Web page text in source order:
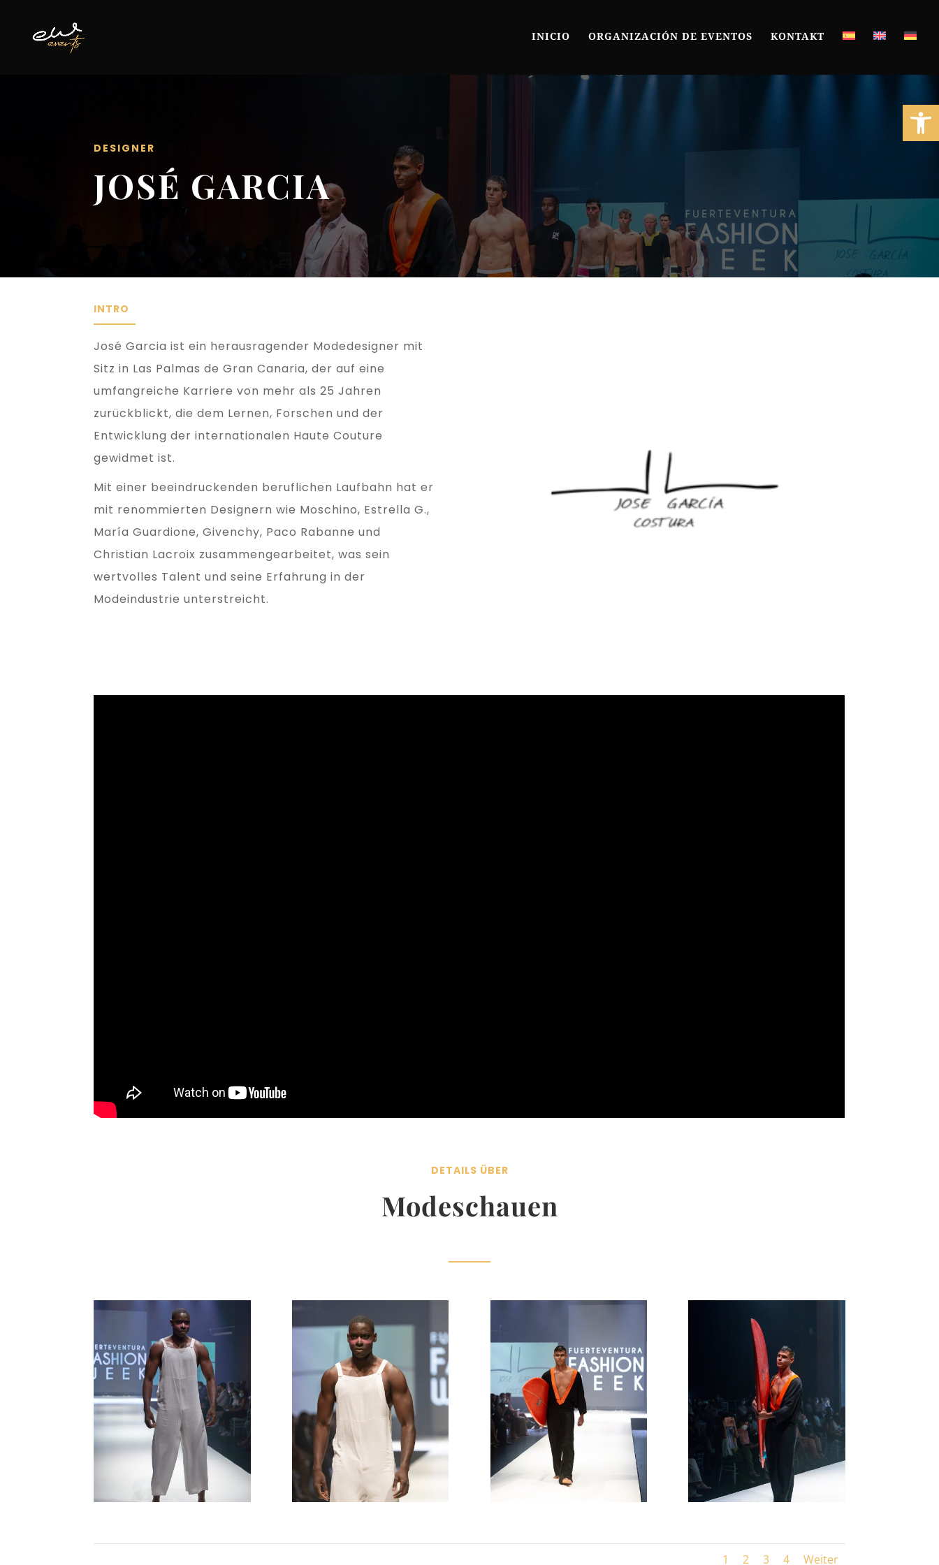
INICIO ORGANIZACIÓN DE EVENTOS KONTAKT
DESIGNER
JOSÉ GARCIA
INTRO
José Garcia ist ein herausragender Modedesigner mit
Sitz in Las Palmas de Gran Canaria, der auf eine
umfangreiche Karriere von mehr als 25 Jahren
zurückblickt, die dem Lernen, Forschen und der
Entwicklung der internationalen Haute Couture
gewidmet ist.
Mit einer beeindruckenden beruflichen Laufbahn hat er
mit renommierten Designern wie Moschino, Estrella G.,
María Guardione, Givenchy, Paco Rabanne und
Christian Lacroix zusammengearbeitet, was sein
wertvolles Talent und seine Erfahrung in der
Modeindustrie unterstreicht.
DETAILS ÜBER
Modeschauen
1 2 3 4 Weiter